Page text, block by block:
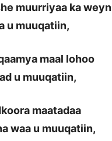
muurriyaa ka weyn
u muuqatiin,
maal lohoo
u muuqatiin,
maatadaa
waa u muuqatiin,